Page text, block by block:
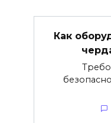
Как